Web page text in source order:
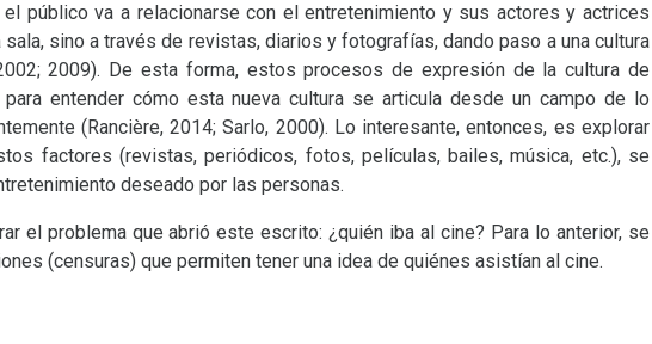
público va a relacionarse con el entretenimiento y sus actores y actrices
sino a través de revistas, diarios y fotografías, dando paso a una cultura
2009). De esta forma, estos procesos de expresión de la cultura de
entender cómo esta nueva cultura se articula desde un campo de lo
(Rancière, 2014; Sarlo, 2000). Lo interesante, entonces, es explorar
factores (revistas, periódicos, fotos, películas, bailes, música, etc.), se
deseado por las personas.
el problema que abrió este escrito: ¿quién iba al cine? Para lo anterior, se
(censuras) que permiten tener una idea de quiénes asistían al cine.